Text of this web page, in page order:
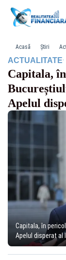
Acasă Știri
ACTUALITATE·
Capitala,
Apelul
Capitala, în
Apelul disperat al